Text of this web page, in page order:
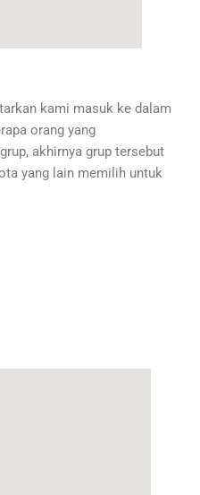
kami masuk ke dalam
orang yang
akhirnya grup tersebut
yang lain memilih untuk